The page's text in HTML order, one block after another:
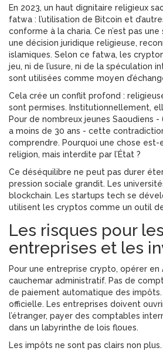
En 2023, un haut dignitaire religieux
fatwa : l’utilisation de Bitcoin et
conforme à la charia. Ce n’est pas une
une décision juridique religieuse,
islamiques. Selon ce fatwa, les
jeu, ni de l’usure, ni de la spéculation
sont utilisées comme moyen
Cela crée un conflit profond :
sont permises. Institutionnellement,
Pour de nombreux jeunes Saoudiens
a moins de 30 ans - cette
comprendre. Pourquoi une chose
religion, mais interdite par l’État ?
Ce déséquilibre ne peut pas durer
pression sociale grandit. Les
blockchain. Les startups tech se
utilisent les cryptos comme un outil
Les risques pour les
entreprises et les
Pour une entreprise crypto, opérer en
cauchemar administratif. Pas de
de paiement automatique des
officielle. Les entreprises doivent
l’étranger, payer des comptables
dans un labyrinthe de lois floues.
Les impôts ne sont pas clairs non